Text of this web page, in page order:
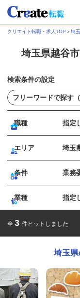
クリエイト転職・求人TOP ＞埼
埼玉県越谷
検索条件の設定
職種 指定
エリア 埼玉
条件 業務
業種 指定
全 3 件ヒットしました
埼玉